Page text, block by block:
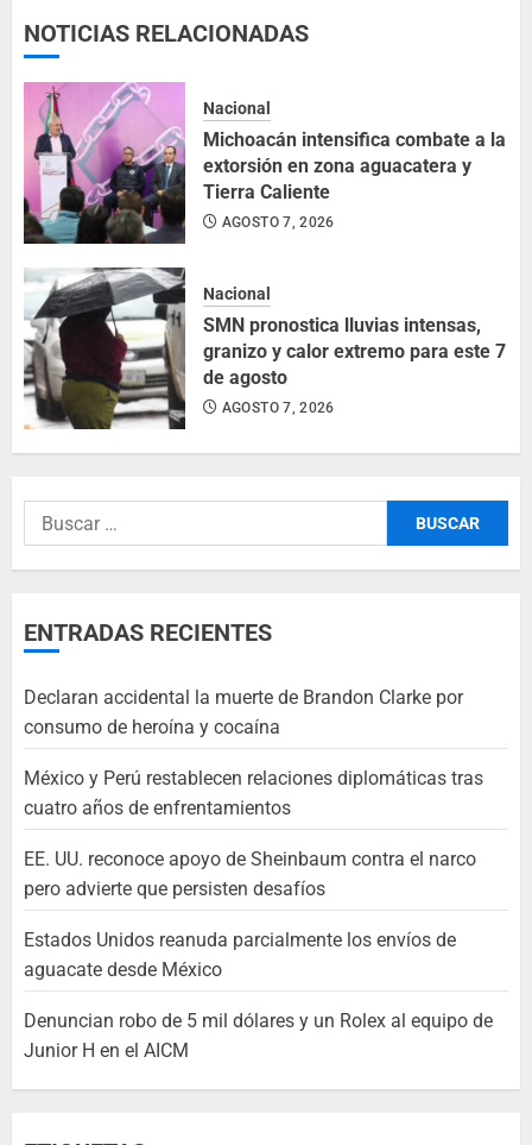
NOTICIAS RELACIONADAS
Nacional
Michoacán intensifica combate a la
extorsión en zona aguacatera y
Tierra Caliente
AGOSTO 7, 2026
Nacional
SMN pronostica lluvias intensas,
granizo y calor extremo para este 7
de agosto
AGOSTO 7, 2026
ENTRADAS RECIENTES
Declaran accidental la muerte de Brandon Clarke por
consumo de heroína y cocaína
México y Perú restablecen relaciones diplomáticas tras
cuatro años de enfrentamientos
EE. UU. reconoce apoyo de Sheinbaum contra el narco
pero advierte que persisten desafíos
Estados Unidos reanuda parcialmente los envíos de
aguacate desde México
Denuncian robo de 5 mil dólares y un Rolex al equipo de
Junior H en el AICM